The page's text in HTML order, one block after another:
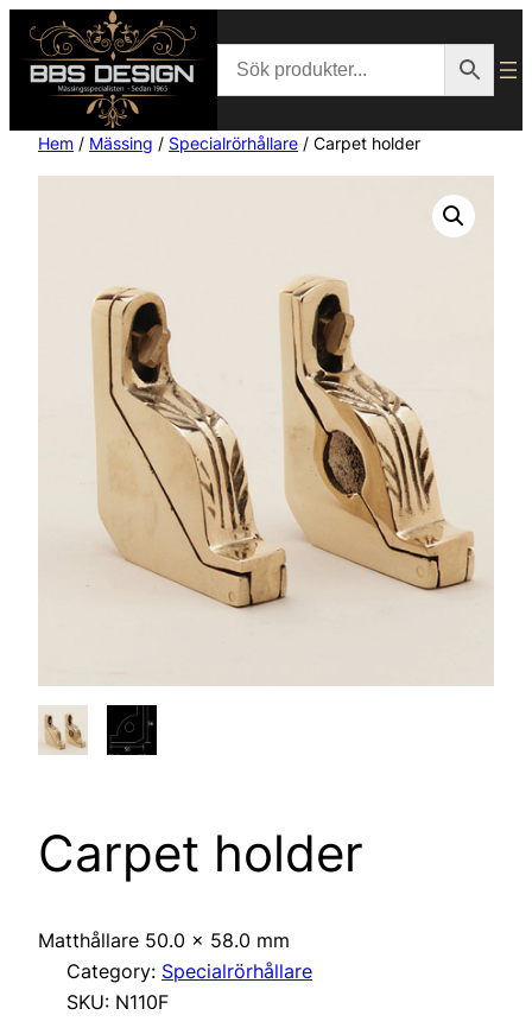
Hem / Mässing / Specialrörhållare / Carpet holder
Carpet holder
Matthållare 50.0 x 58.0 mm
Category: Specialrörhållare
SKU: N110F